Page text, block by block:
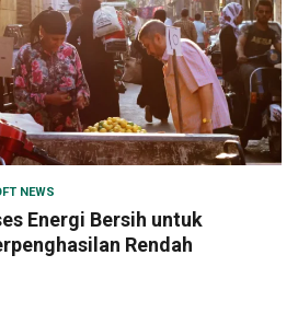
NEWS
Energi Bersih untuk
Rendah